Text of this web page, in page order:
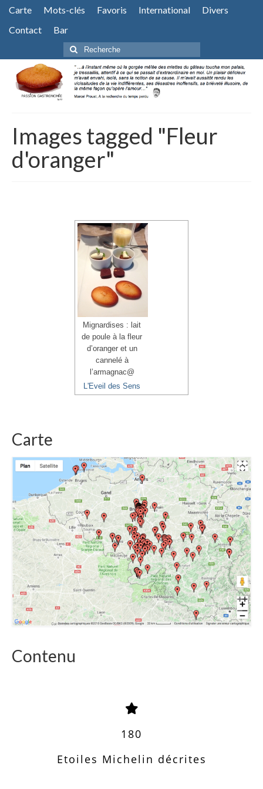
Carte Mots-clés Favoris International
Divers
Contact
Bar
Rechercher
:
Images tagged "Fleur
d'oranger"
Mignardises : lait
de poule à la fleur
d’oranger et un
cannelé à
l’armagnac@
L'Eveil des Sens
Carte
Contenu
180
Etoiles Michelin décrites